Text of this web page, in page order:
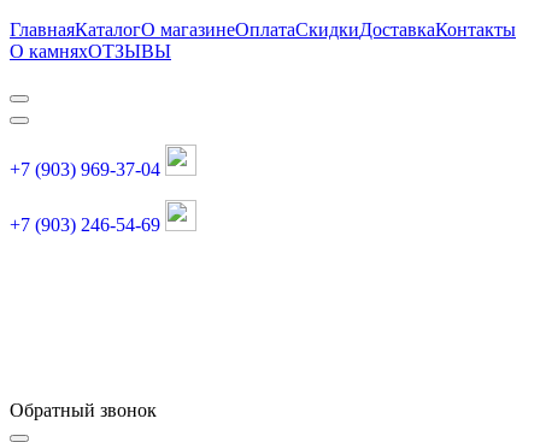
ГлавнаяКаталогО магазинеОплатаСкидкиДоставкаКонтакты
О камняхОТЗЫВЫ
+7 (903) 969-37-04
+7 (903) 246-54-69
Обратный звонок